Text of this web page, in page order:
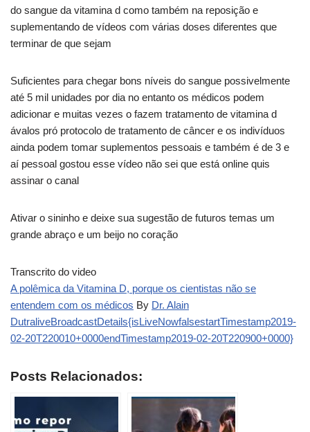
do sangue da vitamina d como também na reposição e
suplementando de vídeos com várias doses diferentes que
terminar de que sejam
Suficientes para chegar bons níveis do sangue possivelmente
até 5 mil unidades por dia no entanto os médicos podem
adicionar e muitas vezes o fazem tratamento de vitamina d
ávalos pró protocolo de tratamento de câncer e os indivíduos
ainda podem tomar suplementos pessoais e também é de 3 e
aí pessoal gostou esse vídeo não sei que está online quis
assinar o canal
Ativar o sininho e deixe sua sugestão de futuros temas um
grande abraço e um beijo no coração
Transcrito do video
A polêmica da Vitamina D, porque os cientistas não se
entendem com os médicos By Dr. Alain
DutraliveBroadcastDetails{isLiveNowfalsestartTimestamp2019-
02-20T220010+0000endTimestamp2019-02-20T220900+0000}
Posts Relacionados: